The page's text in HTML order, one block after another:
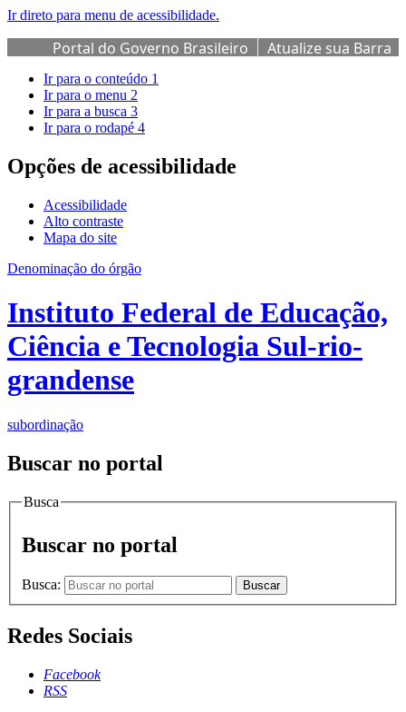
Ir direto para menu de acessibilidade.
Portal do Governo Brasileiro
Atualize sua Barra
de Governo
Ir para o conteúdo 1
Ir para o menu 2
Ir para a busca 3
Ir para o rodapé 4
Opções de acessibilidade
Acessibilidade
Alto contraste
Mapa do site
Denominação do órgão
Instituto Federal de Educação,
Ciência e Tecnologia Sul-rio-
grandense
subordinação
Buscar no portal
Busca
Buscar no portal
Busca: Buscar
Redes Sociais
Facebook
RSS